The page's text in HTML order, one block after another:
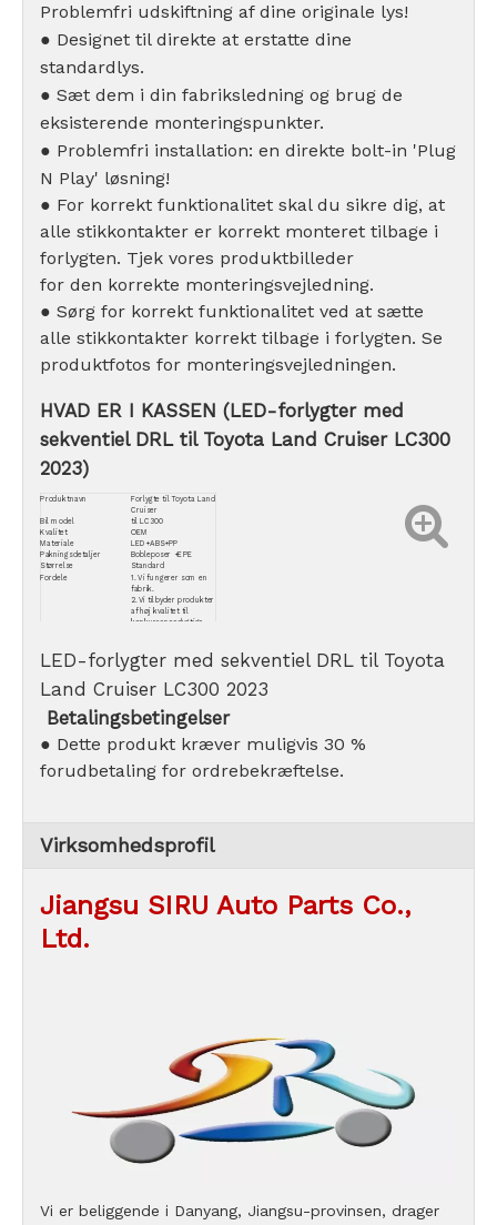
Problemfri udskiftning af dine originale lys!
● Designet til direkte at erstatte dine
standardlys.
● Sæt dem i din fabriksledning og brug de
eksisterende monteringspunkter.
● Problemfri installation: en direkte bolt-in 'Plug
N Play' løsning!
● For korrekt funktionalitet skal du sikre dig, at
alle stikkontakter er korrekt monteret tilbage i
forlygten. Tjek vores produktbilleder
for den korrekte monteringsvejledning.
● Sørg for korrekt funktionalitet ved at sætte
alle stikkontakter korrekt tilbage i forlygten. Se
produktfotos for monteringsvejledningen.
HVAD ER I KASSEN (LED-forlygter med
sekventiel DRL til Toyota Land Cruiser LC300
2023)
Produktnavn Forlygte til Toyota Land
Cruiser
Bil model
til LC300
Kvalitet
OEM
Materiale
LED+ABS+PP
Pakningsdetaljer
Bobleposer +EPE
Størrelse
Standard
Fordele
1. Vi fungerer som en
fabrik.
2. Vi tilbyder produkter
af høj kvalitet til
konkurrencedygtige
strækker sig til at yde
den bedste
LED-forlygter med sekventiel DRL til Toyota
Land Cruiser LC300 2023
Betalingsbetingelser
● Dette produkt kræver muligvis 30 %
forudbetaling for ordrebekræftelse.
Virksomhedsprofil
Jiangsu SIRU Auto Parts Co.,
Ltd.
Vi er beliggende i Danyang, Jiangsu-provinsen, drager